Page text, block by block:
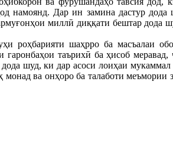
намоянд. Дар ин замина дастур
миллӣ диққати бештар
роҳбарияти шаҳрро ба масъалаи
таърихӣ ба ҳисоб
шуд, ки дар асоси лоиҳаи
ва онҳоро ба талаботи меъмории